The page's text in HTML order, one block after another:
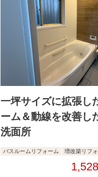
一坪サイズに拡張し
ーム＆動線を改善し
洗面所
バスルームリフォーム 増改築リフ